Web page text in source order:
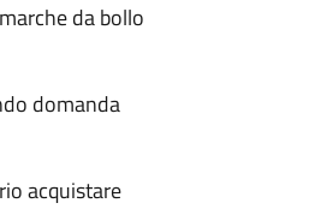
da bollo
domanda
acquistare